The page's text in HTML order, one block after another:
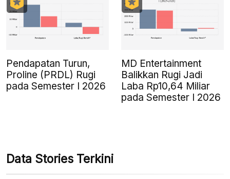
Pendapatan Turun,
Proline (PRDL) Rugi
pada Semester I 2026
MD Entertainment
Balikkan Rugi Jadi
Laba Rp10,64 Miliar
pada Semester I 2026
Data Stories Terkini